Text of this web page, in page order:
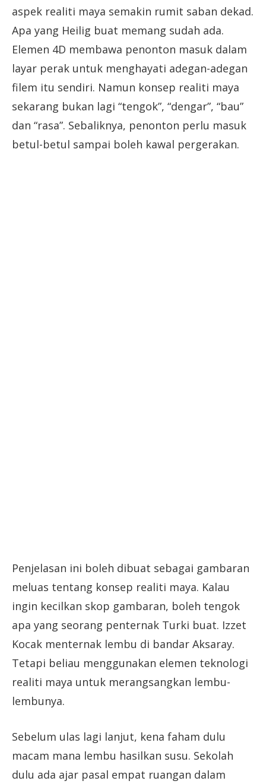
aspek realiti maya semakin rumit saban dekad.
Apa yang Heilig buat memang sudah ada.
Elemen 4D membawa penonton masuk dalam
layar perak untuk menghayati adegan-adegan
filem itu sendiri. Namun konsep realiti maya
sekarang bukan lagi “tengok”, “dengar”, “bau”
dan “rasa”. Sebaliknya, penonton perlu masuk
betul-betul sampai boleh kawal pergerakan.
Penjelasan ini boleh dibuat sebagai gambaran
meluas tentang konsep realiti maya. Kalau
ingin kecilkan skop gambaran, boleh tengok
apa yang seorang penternak Turki buat. Izzet
Kocak menternak lembu di bandar Aksaray.
Tetapi beliau menggunakan elemen teknologi
realiti maya untuk merangsangkan lembu-
lembunya.
Sebelum ulas lagi lanjut, kena faham dulu
macam mana lembu hasilkan susu. Sekolah
dulu ada ajar pasal empat ruangan dalam